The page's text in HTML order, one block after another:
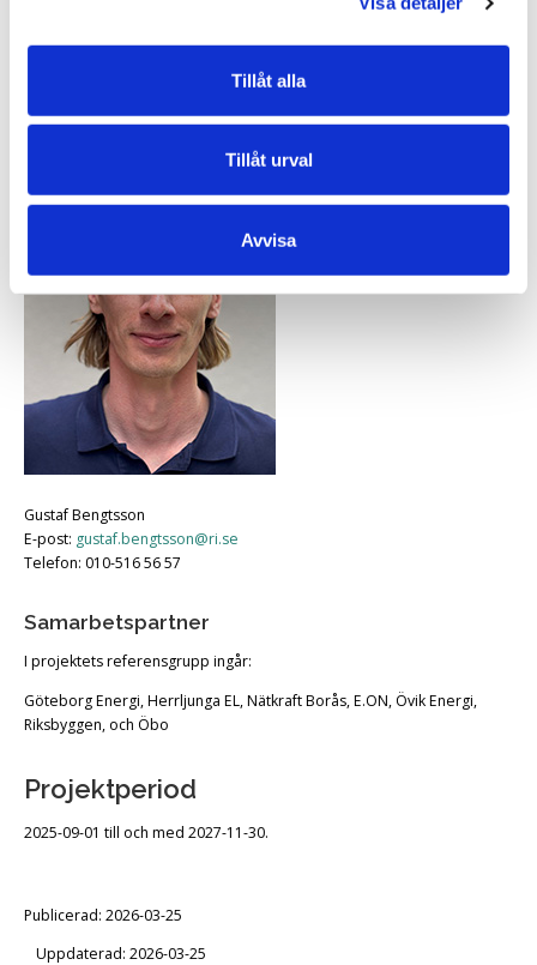
Tillåt alla
Tillåt urval
Avvisa
Projektledare
Gustaf Bengtsson
E-post: gustaf.bengtsson@ri.se
Telefon: 010-516 56 57
Samarbetspartner
I projektets referensgrupp ingår:
Göteborg Energi, Herrljunga EL, Nätkraft Borås, E.ON, Övik Energi,
Riksbyggen, och Öbo
Projektperiod
2025-09-01 till och med 2027-11-30.
Publicerad: 2026-03-25
Uppdaterad: 2026-03-25